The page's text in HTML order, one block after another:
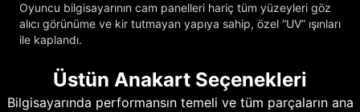
Oyuncu bilgisayarının cam panelleri hariç tüm yüzeyleri göz
alıcı görünüme ve kir tutmayan yapıya sahip, özel “UV” ışınları
ile kaplandı.
Üstün Anakart Seçenekleri
Bilgisayarında performansın temeli ve tüm parçaların ana